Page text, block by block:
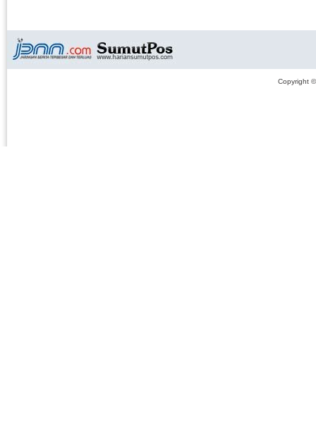
Copyright